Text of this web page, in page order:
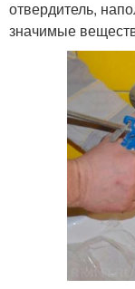
отвердитель,
значимые